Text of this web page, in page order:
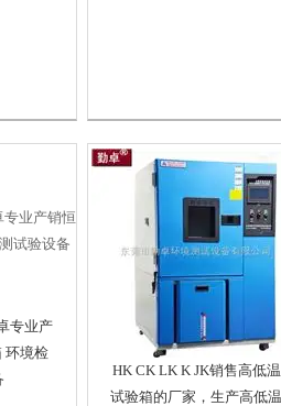
专业产
环境检
HK CK LK K JK销售高低温
试验箱的厂家，生产高低温